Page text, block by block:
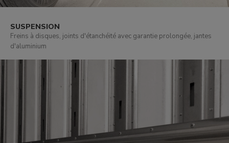
SUSPENSION
Freins à disques, joints d'étanchéité avec garantie prolongée, jantes
d'aluminium